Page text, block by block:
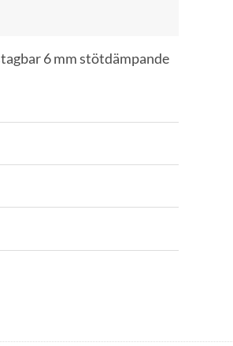
6 mm stötdämpande